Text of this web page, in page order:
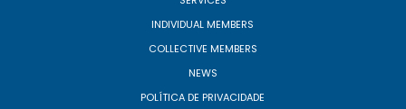
INDIVIDUAL MEMBERS
COLLECTIVE MEMBERS
NEWS
POLÍTICA DE PRIVACIDADE